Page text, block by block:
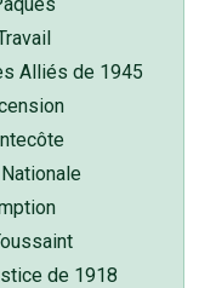
Alliés de 1945
de 1918